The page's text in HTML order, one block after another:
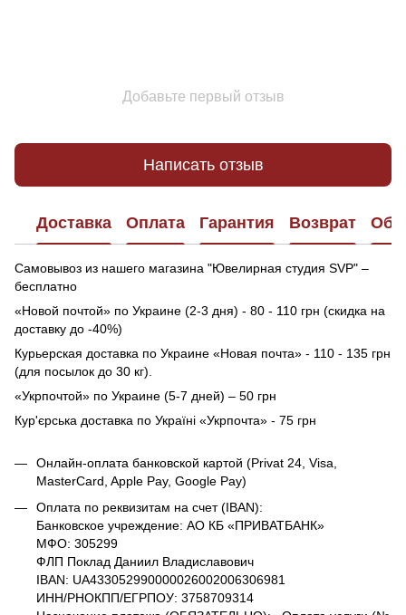
Добавьте первый отзыв
Написать отзыв
Доставка Оплата Гарантия Возврат
Самовывоз из нашего магазина "Ювелирная студия SVP" –
бесплатно
«Новой почтой» по Украине (2-3 дня) - 80 - 110 грн (скидка на
доставку до -40%)
Курьерская доставка по Украине «Новая почта» - 110 - 135 грн
(для посылок до 30 кг).
«Укрпочтой» по Украине (5-7 дней) – 50 грн
Кур'єрська доставка по Україні «Укрпочта» - 75 грн
Онлайн-оплата банковской картой (Privat 24, Visa,
MasterCard, Apple Pay, Google Pay)
Оплата по реквизитам на счет (IBAN):
Банковское учреждение: АО КБ «ПРИВАТБАНК»
МФО: 305299
ФЛП Поклад Даниил Владиславович
IBAN: UA433052990000026002006306981
ИНН/РНОКПП/ЕГРПОУ: 3758709314